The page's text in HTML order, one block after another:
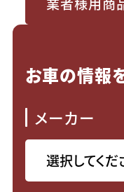
お車の情報
メーカー